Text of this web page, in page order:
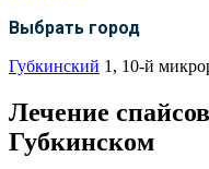
Выбрать город
Губкинский 1, 10-й
Лечение
Губкинском